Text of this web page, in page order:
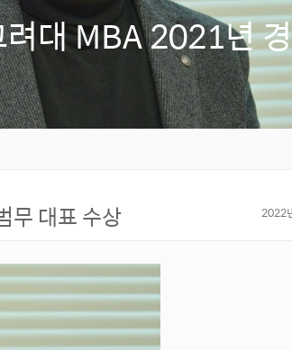
대 MBA 2021년
무 대표 수상 2022